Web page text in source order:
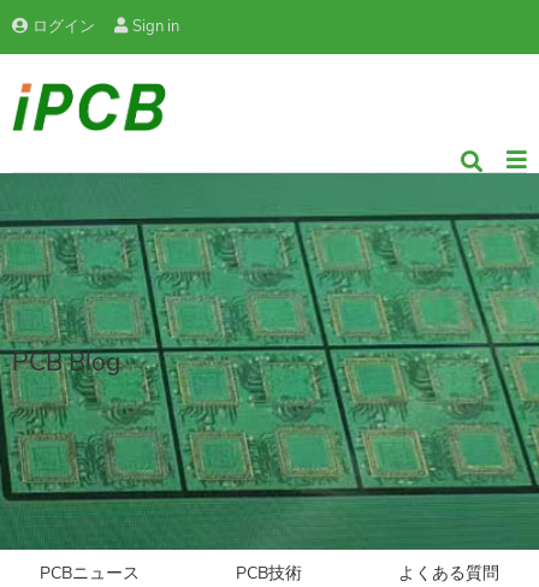
ログイン Sign in
PCB Blog
PCBニュース PCB技術 よくある質問